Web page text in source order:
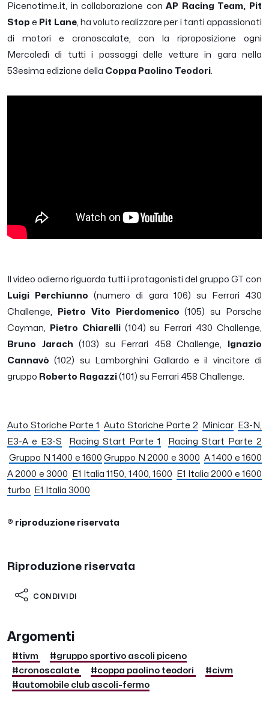
Picenotime.it, in collaborazione conAP Racing Team, Pit
Stope Pit Lane, ha voluto realizzare per i tanti appassionati
di motori e cronoscalate, con la riproposizione ogni
Mercoledì di tutti i passaggi delle vetture in gara nella
53esima edizione della Coppa Paolino Teodori.
Il video odierno riguarda tutti i protagonisti del gruppo GT con
Luigi Perchiunno (numero di gara 106) su Ferrari 430
Challenge,
Pietro Vito Pierdomenico (105) su Porsche
Cayman,
Pietro Chiarelli(104) su Ferrari 430 Challenge,
Bruno Jarach (103) su Ferrari 458 Challenge,
Ignazio
Cannavò (102) su Lamborghini Gallardo e il vincitore di
gruppo Roberto Ragazzi (101) su Ferrari 458 Challenge.
Auto Storiche Parte 1 Auto Storiche Parte 2 Minicar
E3-N,
E3-A e E3-S
Racing Start Parte 1
Racing Start Parte 2
Gruppo N 1400 e 1600 Gruppo N 2000 e 3000 A 1400 e 1600
A 2000 e 3000
E1 Italia 1150, 1400, 1600
E1 Italia 2000 e 1600
turbo
E1 Italia 3000
® riproduzione riservata
Riproduzione riservata
CONDIVIDI
Argomenti
#tivm
#gruppo sportivo ascoli piceno
#cronoscalate
#coppa paolino teodori
#civm
#automobile club ascoli-fermo